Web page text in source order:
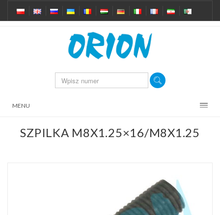
MENU
SZPILKA M8X1.25×16/M8X1.25